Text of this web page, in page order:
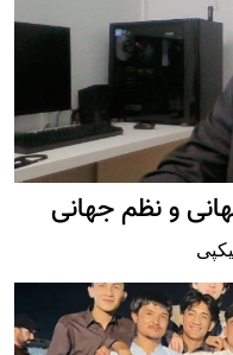
و نظم جهانی